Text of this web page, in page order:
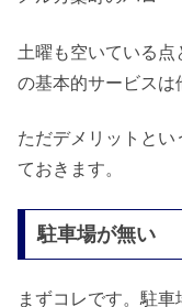
土曜も空いている
の基本的サービスは
ただデメリットと
ておきます。
駐車場が無い
まずコレです。駐